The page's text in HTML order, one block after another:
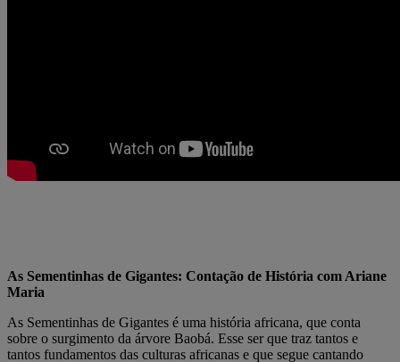
As Sementinhas de Gigantes: Contação de História com Ariane
Maria
As Sementinhas de Gigantes é uma história africana, que conta
sobre o surgimento da árvore Baobá. Esse ser que traz tantos e
tantos fundamentos das culturas africanas e que segue cantando